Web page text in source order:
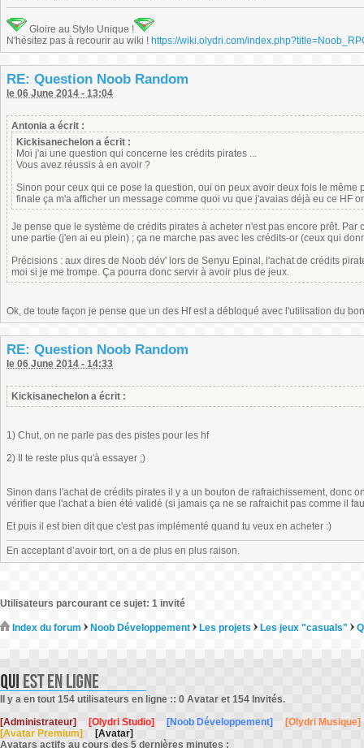
Gloire au Stylo Unique !
N'hésitez pas à recourir au wiki ! https://wiki.olydri.com/
RE: Question Noob Random
le 06 June 2014 - 13:04
Antonia a écrit :
Kickisanechelon a écrit :
Moi j'ai une question qui concerne les crédits pirates ...
Vous avez réussis à en avoir ?
Sinon pour ceux qui ce pose la question, oui on peux avoir deux fois le
finale ça m'a afficher un message comme quoi vu que j'avaias déjà eu ce HF
Je pense que le système de crédits pirates à acheter n'est pas encore prêt.
une partie (j'en ai eu plein) ; ça ne marche pas avec les crédits-or (ceux qui
Précisions : aux dires de Noob dév' lors de Senyu Epinal, l'achat de crédits
moi si je me trompe. Ça pourra donc servir à avoir plus de jeux.
Ok, de toute façon je pense que un des Hf est a débloqué avec l'utilisation du
RE: Question Noob Random
le 06 June 2014 - 14:33
Kickisanechelon a écrit :
1) Chut, on ne parle pas des pistes pour les hf
2) Il te reste plus qu'à essayer ;)
Sinon dans l'achat de crédits pirates il y a un bouton de rafraichissement, donc
vérifier que l'achat a bien été validé (si jamais ça ne se rafraichit pas comme il
Et puis il est bien dit que c'est pas implémenté quand tu veux en acheter :)
En acceptant d’avoir tort, on a de plus en plus raison.
Utilisateurs parcourant ce sujet: 1 invité
Index du forum Noob Développement Les projets Les jeux "casuals"
Il y a en tout 154 utilisateurs en ligne :: 0 Avatar et 154 Invités.
[Administrateur]
[Olydri Studio] [Noob Développement]
[Olydri Musique]
[Avatar Premium]
[Avatar]
Avatars actifs au cours des 5 dernières minutes :